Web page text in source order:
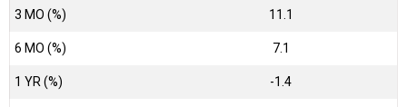
3 MO (%) 11.1
6 MO (%) 7.1
1 YR (%) -1.4